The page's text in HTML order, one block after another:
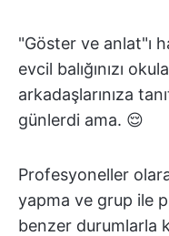
"Göster ve anlat"ı
evcil balığınızı
arkadaşlarınıza
günlerdi ama. 😌
Profesyoneller
yapma ve grup ile
benzer durumlarla